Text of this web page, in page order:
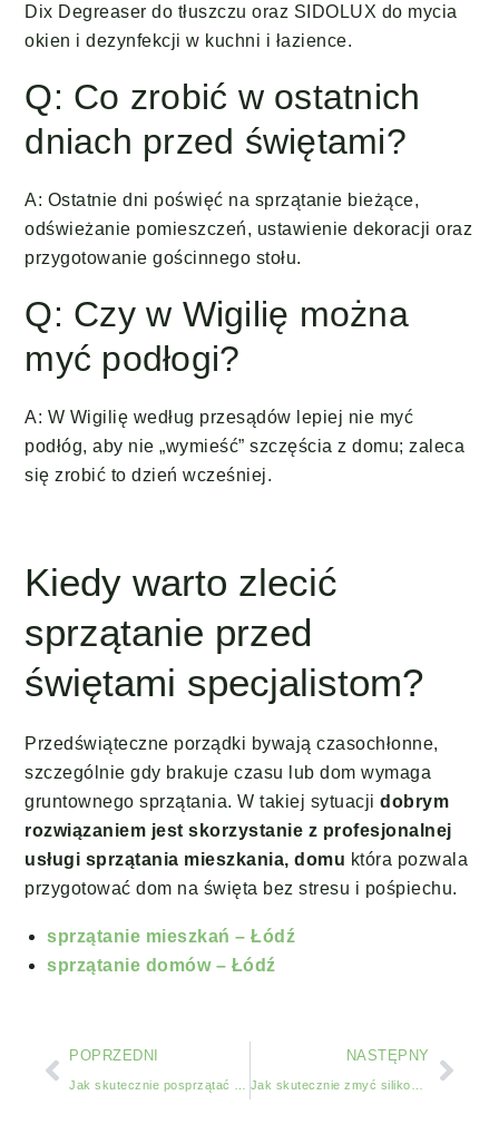
Dix Degreaser do tłuszczu oraz SIDOLUX do mycia
okien i dezynfekcji w kuchni i łazience.
Q: Co zrobić w ostatnich
dniach przed świętami?
A: Ostatnie dni poświęć na sprzątanie bieżące,
odświeżanie pomieszczeń, ustawienie dekoracji oraz
przygotowanie gościnnego stołu.
Q: Czy w Wigilię można
myć podłogi?
A: W Wigilię według przesądów lepiej nie myć
podłóg, aby nie „wymieść” szczęścia z domu; zaleca
się zrobić to dzień wcześniej.
Kiedy warto zlecić
sprzątanie przed
świętami specjalistom?
Przedświąteczne porządki bywają czasochłonne,
szczególnie gdy brakuje czasu lub dom wymaga
gruntownego sprzątania. W takiej sytuacjidobrym
rozwiązaniem jest skorzystanie z profesjonalnej
usługi sprzątania mieszkania, domu która pozwala
przygotować dom na święta bez stresu i pośpiechu.
sprzątanie mieszkań – Łódź
sprzątanie domów – Łódź
POPRZEDNI NASTĘPNY